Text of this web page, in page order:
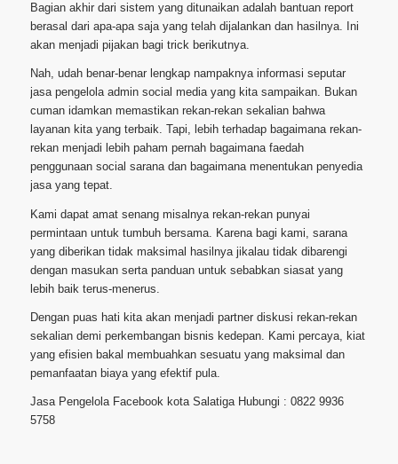
Bagian akhir dari sistem yang ditunaikan adalah bantuan report
berasal dari apa-apa saja yang telah dijalankan dan hasilnya. Ini
akan menjadi pijakan bagi trick berikutnya.
Nah, udah benar-benar lengkap nampaknya informasi seputar
jasa pengelola admin social media yang kita sampaikan. Bukan
cuman idamkan memastikan rekan-rekan sekalian bahwa
layanan kita yang terbaik. Tapi, lebih terhadap bagaimana rekan-
rekan menjadi lebih paham pernah bagaimana faedah
penggunaan social sarana dan bagaimana menentukan penyedia
jasa yang tepat.
Kami dapat amat senang misalnya rekan-rekan punyai
permintaan untuk tumbuh bersama. Karena bagi kami, sarana
yang diberikan tidak maksimal hasilnya jikalau tidak dibarengi
dengan masukan serta panduan untuk sebabkan siasat yang
lebih baik terus-menerus.
Dengan puas hati kita akan menjadi partner diskusi rekan-rekan
sekalian demi perkembangan bisnis kedepan. Kami percaya, kiat
yang efisien bakal membuahkan sesuatu yang maksimal dan
pemanfaatan biaya yang efektif pula.
Jasa Pengelola Facebook kota Salatiga Hubungi : 0822 9936
5758